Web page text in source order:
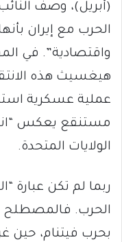
(أبريل)، وصف
الحرب مع إيران
واقتصادية”. في
هيغسيث هذه
عملية عسكرية
مستنقع يعكس
الولايات المتحدة.
ربما لم تكن عبارة
الحرب. فالمصطلح
بحرب فيتنام، حين